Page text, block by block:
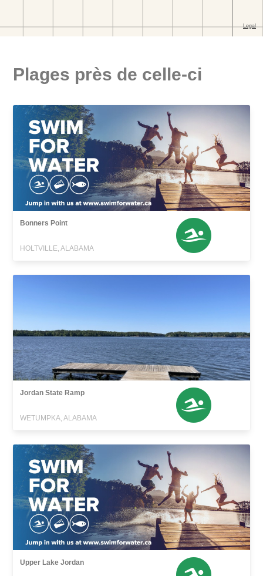
Plages près de celle-ci
Bonners Point
HOLTVILLE, ALABAMA
Jordan State Ramp
WETUMPKA, ALABAMA
Upper Lake Jordan